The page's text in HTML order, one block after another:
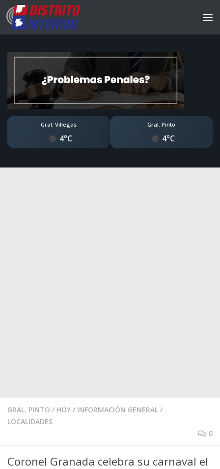
Gral. Villegas
4°C
Gral. Pinto
4°C
GRAL. PINTO / HOY / INFORMACIÓN GENERAL /
LOCALIDADES
0
Coronel Granada celebra su carnaval el